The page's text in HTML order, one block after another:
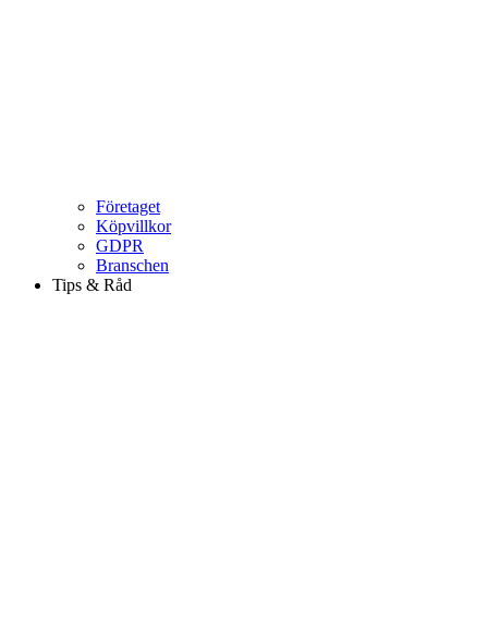
Företaget
Köpvillkor
GDPR
Branschen
Tips & Råd